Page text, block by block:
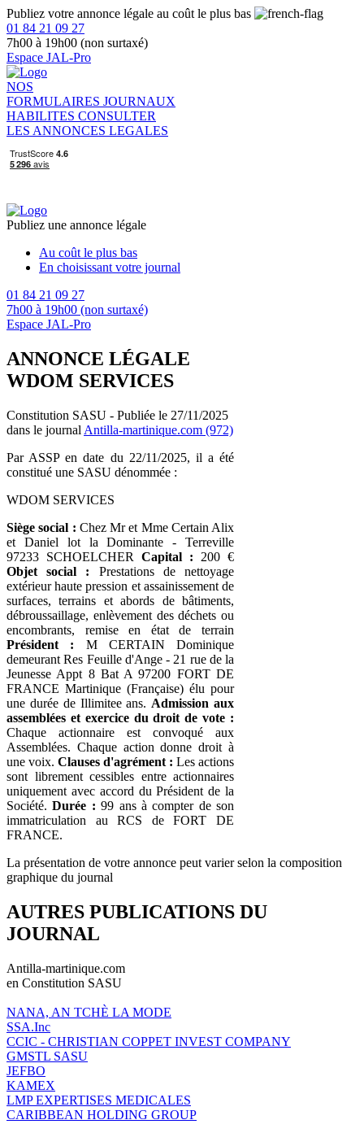
Publiez votre annonce légale au coût le plus bas
01 84 21 09 27
7h00 à 19h00 (non surtaxé)
Espace JAL-Pro
NOS
FORMULAIRES JOURNAUX
HABILITES CONSULTER
LES ANNONCES LEGALES
Publiez une annonce légale
Au coût le plus bas
En choisissant votre journal
01 84 21 09 27
7h00 à 19h00 (non surtaxé)
Espace JAL-Pro
ANNONCE LÉGALE
WDOM SERVICES
Constitution SASU - Publiée le 27/11/2025
dans le journal Antilla-martinique.com (972)
Par ASSP en date du 22/11/2025, il a été
constitué une SASU dénommée :
WDOM SERVICES
Siège social : Chez Mr et Mme Certain Alix
et Daniel lot la Dominante - Terreville
97233 SCHOELCHER Capital : 200 €
Objet social : Prestations de nettoyage
extérieur haute pression et assainissement de
surfaces, terrains et abords de bâtiments,
débroussaillage, enlèvement des déchets ou
encombrants, remise en état de terrain
Président : M CERTAIN Dominique
demeurant Res Feuille d'Ange - 21 rue de la
Jeunesse Appt 8 Bat A 97200 FORT DE
FRANCE Martinique (Française) élu pour
une durée de Illimitee ans. Admission aux
assemblées et exercice du droit de vote :
Chaque actionnaire est convoqué aux
Assemblées. Chaque action donne droit à
une voix. Clauses d'agrément : Les actions
sont librement cessibles entre actionnaires
uniquement avec accord du Président de la
Société.Durée : 99 ans à compter de son
immatriculation au RCS de FORT DE
FRANCE.
La présentation de votre annonce peut varier selon la composition
graphique du journal
AUTRES PUBLICATIONS DU
JOURNAL
Antilla-martinique.com
en Constitution SASU
NANA, AN TCHÈ LA MODE
SSA.Inc
CCIC - CHRISTIAN COPPET INVEST COMPANY
GMSTL SASU
JEFBO
KAMEX
LMP EXPERTISES MEDICALES
CARIBBEAN HOLDING GROUP